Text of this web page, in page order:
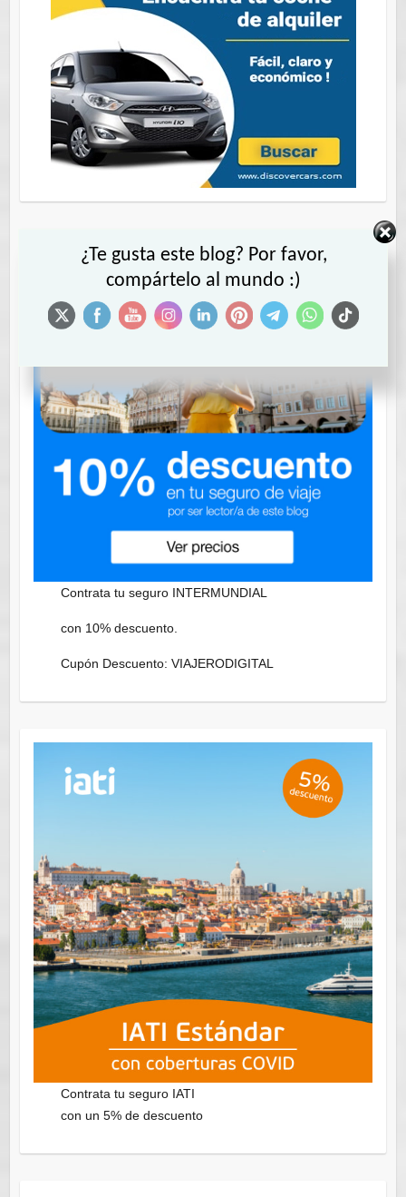
Contrata tu seguro INTERMUNDIAL
con 10% descuento.
Cupón Descuento: VIAJERODIGITAL
Contrata tu seguro IATI
con un 5% de descuento
¿Te gusta este blog? Por favor,
compártelo al mundo :)